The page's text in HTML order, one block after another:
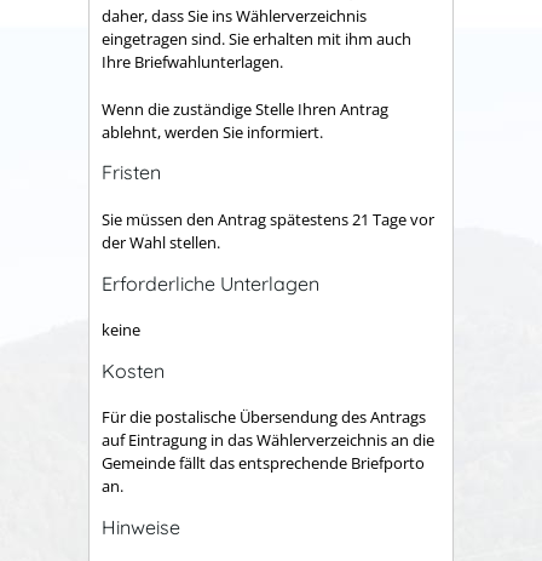
daher, dass Sie ins Wählerverzeichnis
eingetragen sind. Sie erhalten mit ihm auch
Ihre Briefwahlunterlagen.
Wenn die zuständige Stelle Ihren Antrag
ablehnt, werden Sie informiert.
Fristen
Sie müssen den Antrag spätestens 21 Tage vor
der Wahl stellen.
Erforderliche Unterlagen
keine
Kosten
Für die postalische Übersendung des Antrags
auf Eintragung in das Wählerverzeichnis an die
Gemeinde fällt das entsprechende Briefporto
an.
Hinweise